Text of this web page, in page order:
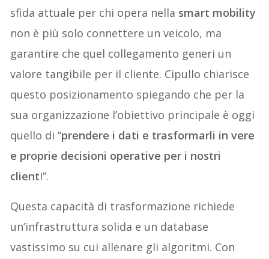
sfida attuale per chi opera nella smart mobility
non è più solo connettere un veicolo, ma
garantire che quel collegamento generi un
valore tangibile per il cliente. Cipullo chiarisce
questo posizionamento spiegando che per la
sua organizzazione l’obiettivo principale è oggi
quello di “prendere i dati e trasformarli in vere
e proprie decisioni operative per i nostri
clienti”.
Questa capacità di trasformazione richiede
un’infrastruttura solida e un database
vastissimo su cui allenare gli algoritmi. Con